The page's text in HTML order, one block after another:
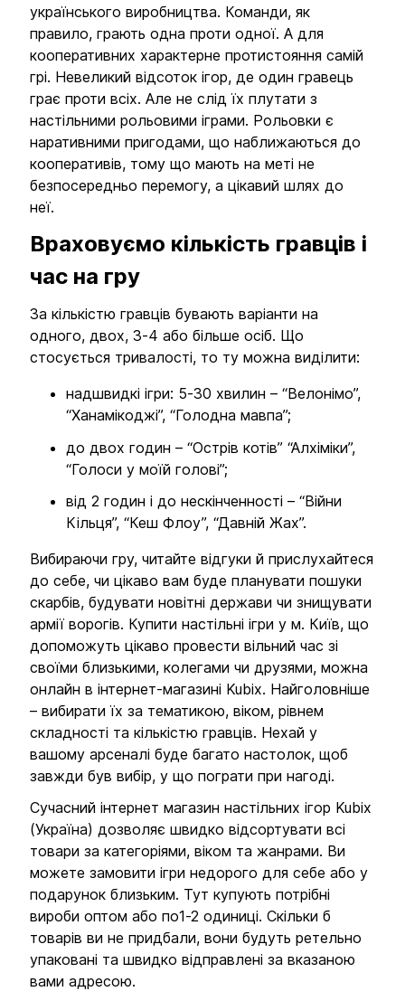
українського виробництва. Команди, як
правило, грають одна проти одної. А для
кооперативних характерне протистояння самій
грі. Невеликий відсоток ігор, де один гравець
грає проти всіх. Але не слід їх плутати з
настільними рольовими іграми. Рольовки є
наративними пригодами, що наближаються до
кооперативів, тому що мають на меті не
безпосередньо перемогу, а цікавий шлях до
неї.
Враховуємо кількість гравців і
час на гру
За кількістю гравців бувають варіанти на
одного, двох, 3-4 або більше осіб. Що
стосується тривалості, то ту можна виділити:
надшвидкі ігри: 5-30 хвилин – “Велонімо”,
“Ханамікоджі”, “Голодна мавпа”;
до двох годин – “Острів котів” “Алхіміки”,
“Голоси у моїй голові”;
від 2 годин і до нескінченності – “Війни
Кільця”, “Кеш Флоу”, “Давній Жах”.
Вибираючи гру, читайте відгуки й прислухайтеся
до себе, чи цікаво вам буде планувати пошуки
скарбів, будувати новітні держави чи знищувати
армії ворогів. Купити настільні ігри у м. Київ, що
допоможуть цікаво провести вільний час зі
своїми близькими, колегами чи друзями, можна
онлайн в інтернет-магазині Kubix. Найголовніше
– вибирати їх за тематикою, віком, рівнем
складності та кількістю гравців. Нехай у
вашому арсеналі буде багато настолок, щоб
завжди був вибір, у що пограти при нагоді.
Сучасний інтернет магазин настільних ігор Kubix
(Україна) дозволяє швидко відсортувати всі
товари за категоріями, віком та жанрами. Ви
можете замовити ігри недорого для себе або у
подарунок близьким. Тут купують потрібні
вироби оптом або по1-2 одиниці. Скільки б
товарів ви не придбали, вони будуть ретельно
упаковані та швидко відправлені за вказаною
вами адресою.